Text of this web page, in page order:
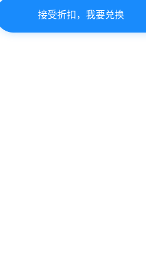
接受折扣，我要兑换